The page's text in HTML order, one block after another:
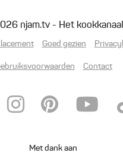
njam.tv - Het kookkanaal
Goed gezien
Contact
Met dank aan